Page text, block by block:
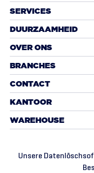
SERVICES
DUURZAAMHEID
OVER ONS
BRANCHES
CONTACT
KANTOOR
WAREHOUSE
Unsere